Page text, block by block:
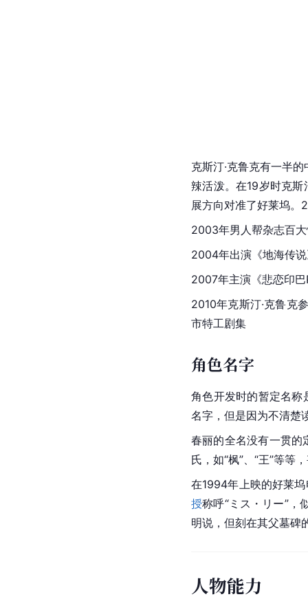
克斯汀·克鲁克有一半
辣活泼。在19岁时克斯
展方向对准了好莱坞。
2003年男人帮杂志百
2004年出演《地海传说
2007年主演《悲恋印
2010年克斯汀·克鲁克
市特工剧集
角色名字
角色开发时的暂定名称
名字，但是因为不清楚
春丽的全名没有一贯的
氏，如“枫”、“王”等等
在1994年上映的好莱坞
授称呼“ミス・リー”，
明说，但刻在其父墓碑
人物能力